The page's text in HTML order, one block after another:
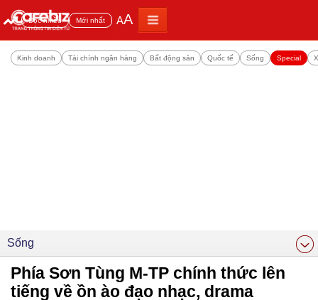
Đọc nhiều Mới nhất AA
Kinh doanh Tài chính ngân hàng Bất động sản Quốc tế Sống Special
Sống
Phía Sơn Tùng M-TP chính thức lên
tiếng về ồn ào đạo nhạc, drama